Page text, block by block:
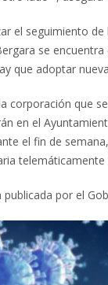
el seguimiento
se
que adoptar
corporación que
en el
el fin de
por el